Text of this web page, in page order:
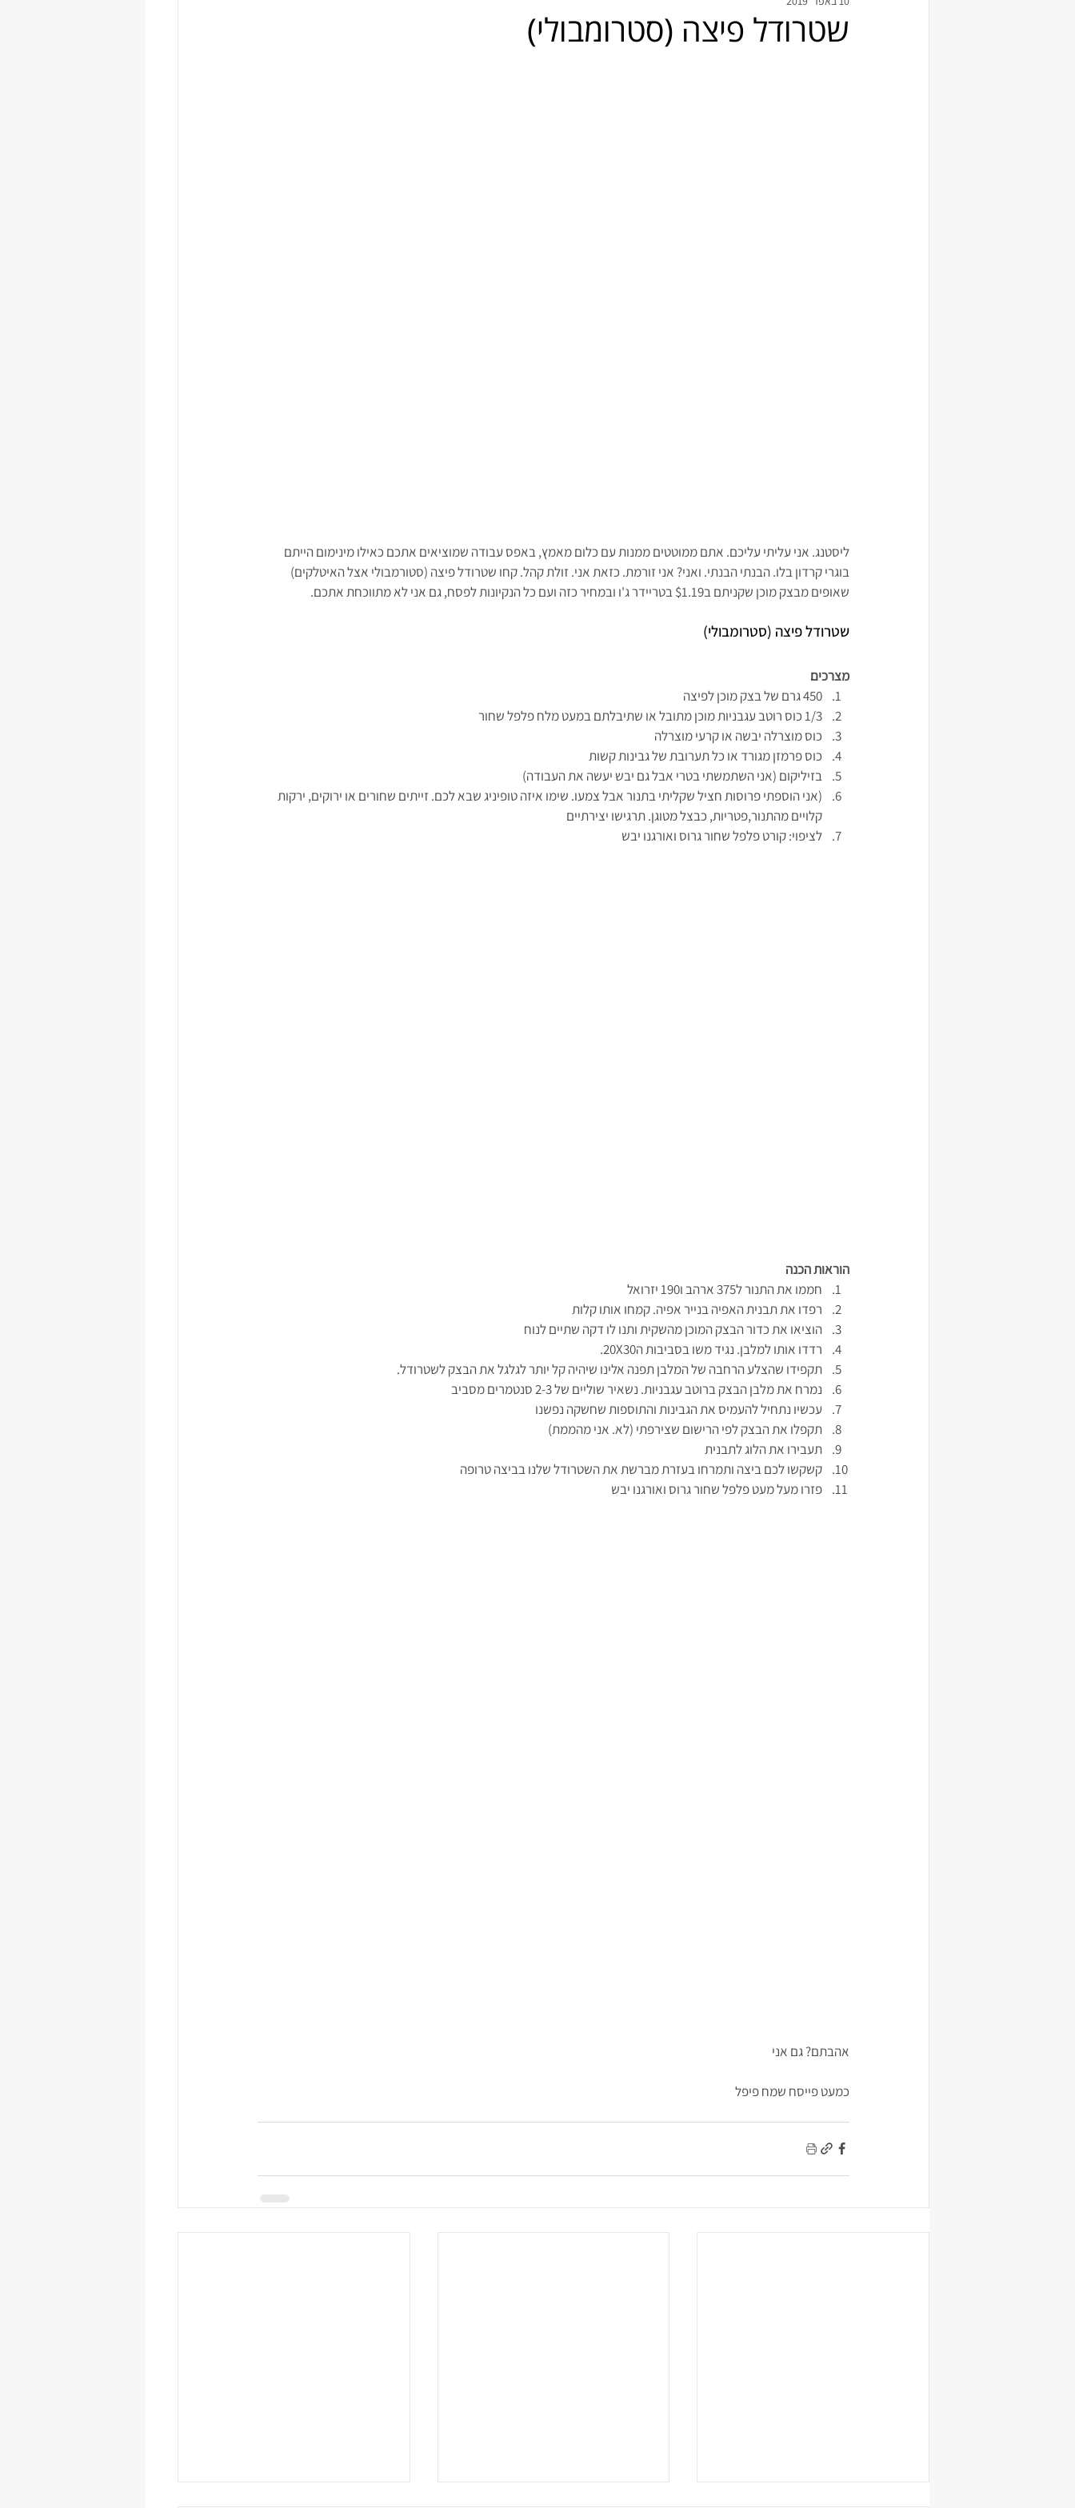
שטרודל פיצה (סטרומבולי)
ליסטנג. אני עליתי עליכם. אתם ממוטטים ממנות עם כלום מאמץ, באפס עבודה שמוציאים אתכם כאילו מינימום הייתם
בוגרי קרדון בלו. הבנתי הבנתי. ואני? אני זורמת. כזאת אני. זולת קהל. קחו שטרודל פיצה (סטורמבולי אצל האיטלקים)
שאופים מבצק מוכן שקניתם ב$1.19 בטריידר ג'ו ובמחיר כזה ועם כל הנקיונות לפסח, גם אני לא מתווכחת אתכם.
שטרודל פיצה (סטרומבולי)
מצרכים
450 גרם של בצק מוכן לפיצה
1/3 כוס רוטב עגבניות מוכן מתובל או שתיבלתם במעט מלח פלפל שחור
כוס מוצרלה יבשה או קרעי מוצרלה
כוס פרמזן מגורד או כל תערובת של גבינות קשות
בזיליקום (אני השתמשתי בטרי אבל גם יבש יעשה את העבודה)
(אני הוספתי פרוסות חציל שקליתי בתנור אבל צמעו. שימו איזה טופיניג שבא לכם. זייתים שחורים או ירוקים, ירקות
קלויים מהתנור,פטריות, כבצל מטוגן. תרגישו יצירתיים
לציפוי: קורט פלפל שחור גרוס ואורגנו יבש
הוראות הכנה
חממו את התנור ל375 ארהב ו190 יזרואל
רפדו את תבנית האפיה בנייר אפיה. קמחו אותו קלות
הוציאו את כדור הבצק המוכן מהשקית ותנו לו דקה שתיים לנוח
רדדו אותו למלבן. נגיד משו בסביבות ה20X30.
תקפידו שהצלע הרחבה של המלבן תפנה אלינו שיהיה קל יותר לגלגל את הבצק לשטרודל.
נמרח את מלבן הבצק ברוטב עגבניות. נשאיר שוליים של 2-3 סנטמרים מסביב
עכשיו נתחיל להעמיס את הגבינות והתוספות שחשקה נפשנו
תקפלו את הבצק לפי הרישום שצירפתי (לא. אני מהממת)
תעבירו את הלוג לתבנית
קשקשו לכם ביצה ותמרחו בעזרת מברשת את השטרודל שלנו בביצה טרופה
פזרו מעל מעט פלפל שחור גרוס ואורגנו יבש
אהבתם? גם אני
כמעט פייסח שמח פיפל